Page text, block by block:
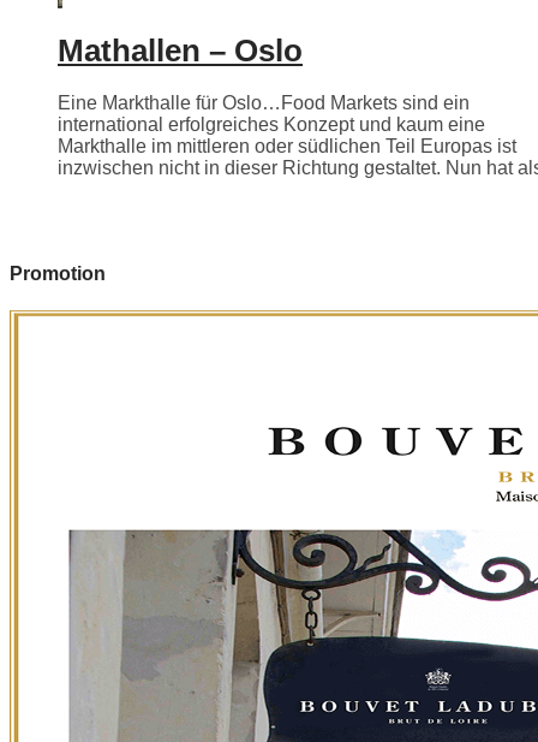
Mathallen – Oslo
Eine Markthalle für Oslo…Food Markets sind ein
international erfolgreiches Konzept und kaum eine
Markthalle im mittleren oder südlichen Teil Europas ist
inzwischen nicht in dieser Richtung gestaltet. Nun hat
Promotion